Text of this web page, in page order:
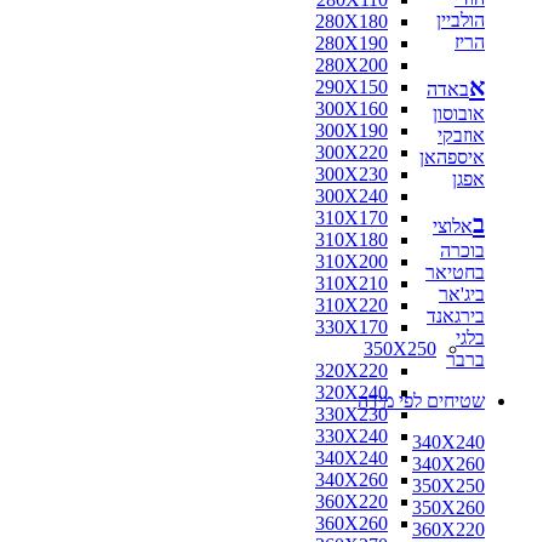
280X180
280X190
280X200
290X150
300X160
300X190
300X220
300X230
300X240
310X170
310X180
310X200
310X210
310X220
330X170
350X250
320X220
320X240
330X230
330X240
340X240
340X260
360X220
360X260
הולביין
הריז
אבאדה
אובוסון
אוזבקי
איספהאן
אפגן
באלוצי
בוכרה
בחטיאר
ביג'אר
בירגאנד
בלגי
ברבר
שטיחים לפי מידה
340X240
340X260
350X250
350X260
360X220